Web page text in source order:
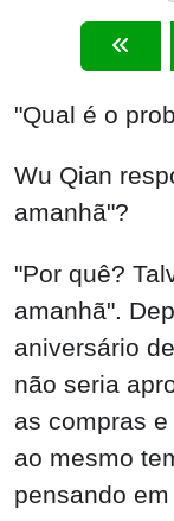
"Qual é o
Wu Qian
amanhã"?
"Por quê?
amanhã".
aniversário
não seria
as compras
ao mesmo
pensando